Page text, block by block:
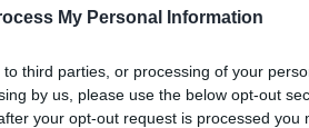
My Personal Information
third parties, or processing of your
by us, please use the below opt-out
your opt-out request is processed you